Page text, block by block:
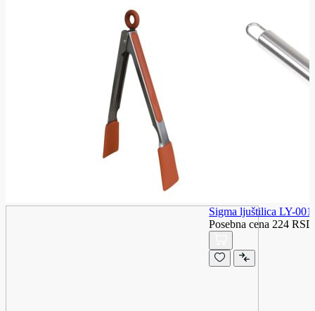
Sigma ljuštilica LY-
Posebna cena 224 RSD